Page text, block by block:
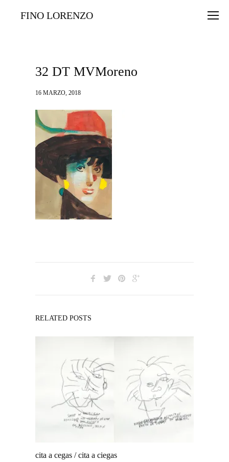
FINO LORENZO
32 DT MVMoreno
16 MARZO, 2018
RELATED POSTS
cita a cegas / cita a ciegas